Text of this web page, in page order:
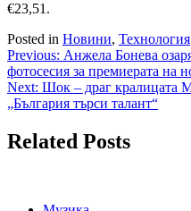
€23,51.
Posted in Новини, Технология
Навигация
Previous: Анжела Бонева
фотосесия за премиерата на
Next: Шок – драг кралицата
„България търси талант“
Related Posts